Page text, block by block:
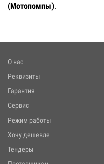
(Мотопомпы).
О нас
Реквизиты
Гарантия
Сервис
Режим работы
Хочу дешевле
Тендеры